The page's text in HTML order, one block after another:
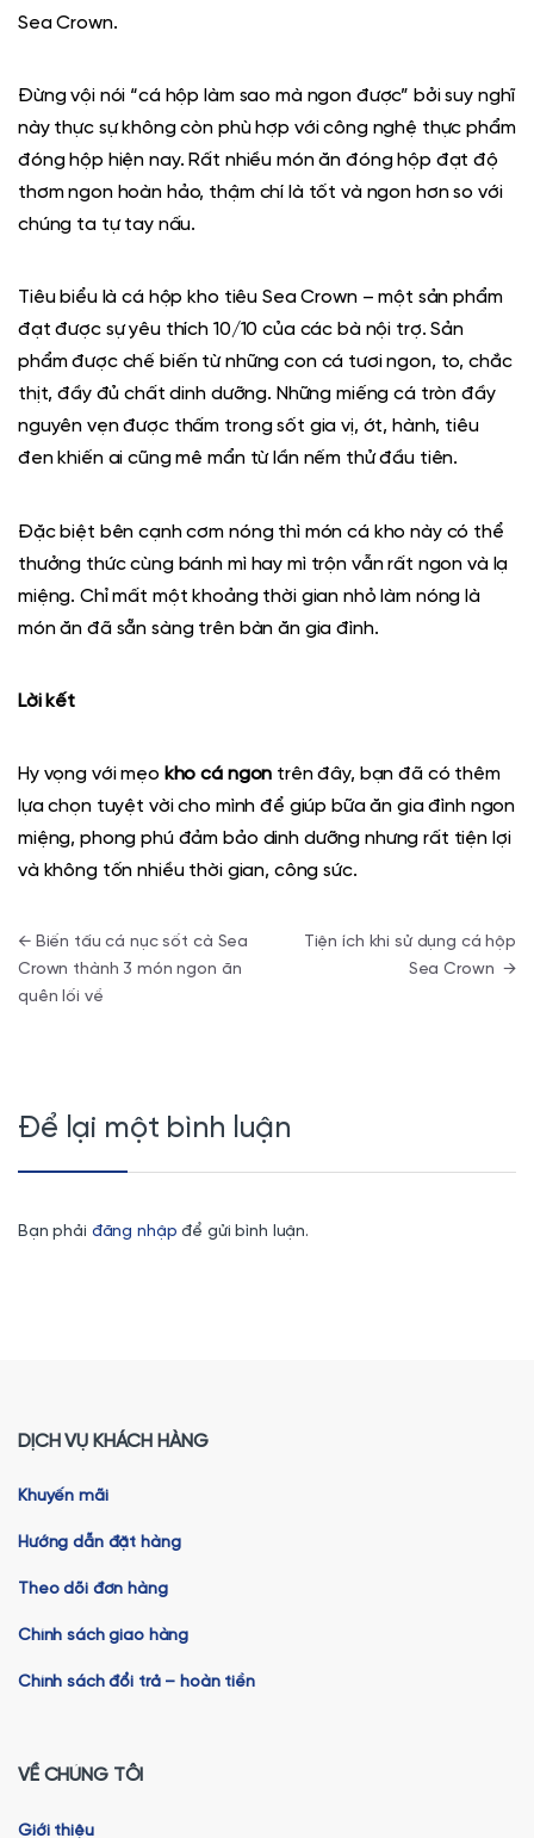
Sea Crown.
Đừng vội nói “cá hộp làm sao mà ngon được” bởi suy nghĩ
này thực sự không còn phù hợp với công nghệ thực phẩm
đóng hộp hiện nay. Rất nhiều món ăn đóng hộp đạt độ
thơm ngon hoàn hảo, thậm chí là tốt và ngon hơn so với
chúng ta tự tay nấu.
Tiêu biểu là cá hộp kho tiêu Sea Crown – một sản phẩm
đạt được sự yêu thích 10/10 của các bà nội trợ. Sản
phẩm được chế biến từ những con cá tươi ngon, to, chắc
thịt, đầy đủ chất dinh dưỡng. Những miếng cá tròn đầy
nguyên vẹn được thấm trong sốt gia vị, ớt, hành, tiêu
đen khiến ai cũng mê mẩn từ lần nếm thử đầu tiên.
Đặc biệt bên cạnh cơm nóng thì món cá kho này có thể
thưởng thức cùng bánh mì hay mì trộn vẫn rất ngon và lạ
miệng. Chỉ mất một khoảng thời gian nhỏ làm nóng là
món ăn đã sẵn sàng trên bàn ăn gia đình.
Lời kết
Hy vọng với mẹo kho cá ngon trên đây, bạn đã có thêm
lựa chọn tuyệt vời cho mình để giúp bữa ăn gia đình ngon
miệng, phong phú đảm bảo dinh dưỡng nhưng rất tiện lợi
và không tốn nhiều thời gian, công sức.
Điều hướng bài viết
←Biến tấu cá nục sốt cà Sea
Crown thành 3 món ngon ăn
quên lối về
Tiện ích khi sử dụng cá hộp
Sea Crown→
Để lại một bình luận
Bạn phải đăng nhập để gửi bình luận.
DỊCH VỤ KHÁCH HÀNG
Khuyến mãi
Hướng dẫn đặt hàng
Theo dõi đơn hàng
Chính sách giao hàng
Chính sách đổi trả – hoàn tiền
VỀ CHÚNG TÔI
Giới thiệu